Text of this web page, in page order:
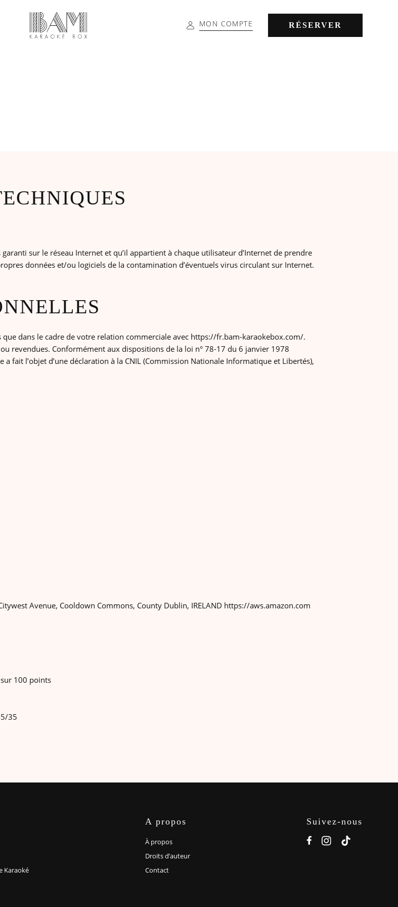
MON COMPTE RÉSERVER
sur le réseau Internet et qu’il appartient à chaque utilisateur d’Internet de prendre
données et/ou logiciels de la contamination d’éventuels virus circulant sur Internet.
dans le cadre de votre relation commerciale avec https://fr.bam-karaokebox.com/.
revendues. Conformément aux dispositions de la loi n° 78-17 du 6 janvier 1978
fait l’objet d’une déclaration à la CNIL (Commission Nationale Informatique et Libertés),
Avenue, Cooldown Commons, County Dublin, IRELAND https://aws.amazon.com
sur 100 points
35
Karaoké
A propos
À propos
Droits d’auteur
Contact
Suivez-nous